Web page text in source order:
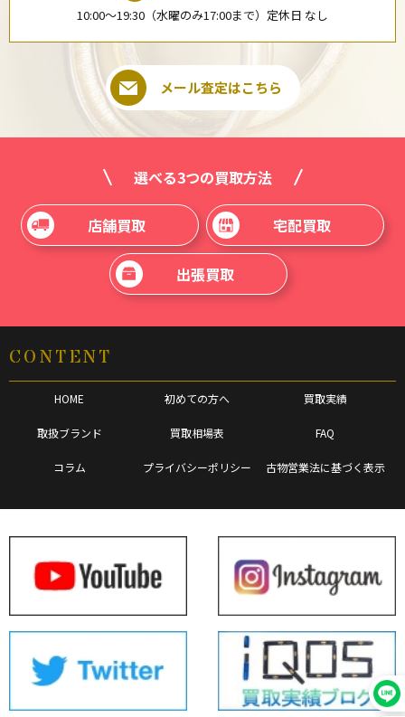
10:00〜19:30（水曜のみ17:00まで）定休日 なし
メール査定はこちら
選べる3つの買取方法
店舗買取 宅配買取
出張買取
CONTENT
HOME 初めての方へ 買取実績
取扱ブランド 買取相場表 FAQ
コラム プライバシーポリシー 古物営業法に基づく表示